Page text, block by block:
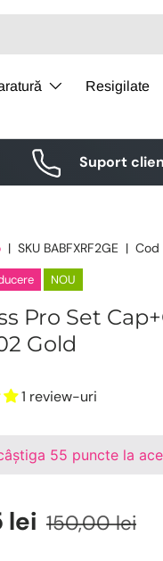
Resigilate
Suport
| SKU BABFXRF2GE | Cod
NOU
Pro Set
Gold
1 review-uri
55 puncte la
lei 150,00 lei